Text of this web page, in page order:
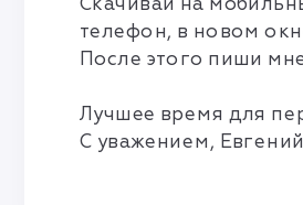
телефон, в новом
После этого пиши
Лучшее время для
С уважением,